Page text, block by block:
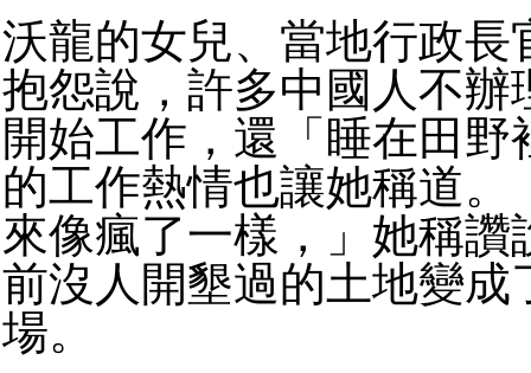
沃龍的女兒、當地行政長
抱怨說，許多中國人不辦
開始工作，還「睡在田野
的工作熱情也讓她稱道。
來像瘋了一樣，」她稱讚
前沒人開墾過的土地變成
場。